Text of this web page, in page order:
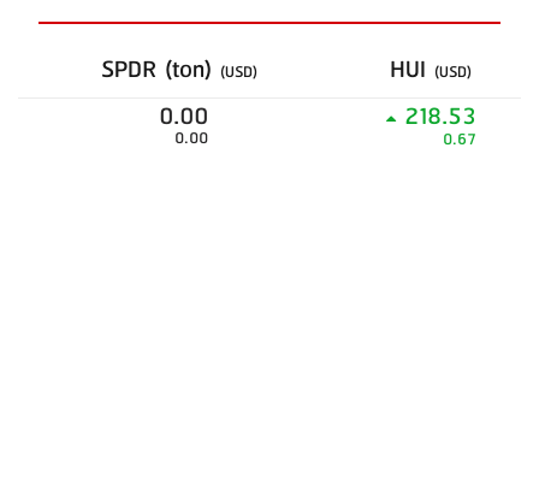
SPDR (ton) (USD) HUI (USD)
0.00
0.00
218.53
0.67